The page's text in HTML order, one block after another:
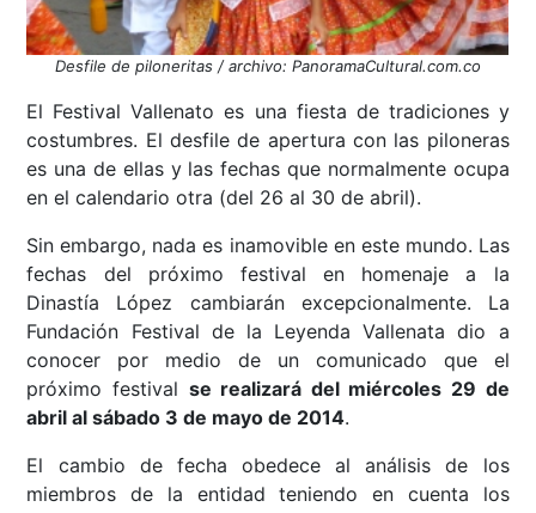
Desfile de piloneritas / archivo: PanoramaCultural.com.co
El Festival Vallenato es una fiesta de tradiciones y
costumbres. El desfile de apertura con las piloneras
es una de ellas y las fechas que normalmente ocupa
en el calendario otra (del 26 al 30 de abril).
Sin embargo, nada es inamovible en este mundo. Las
fechas del próximo festival en homenaje a la
Dinastía López cambiarán excepcionalmente. La
Fundación Festival de la Leyenda Vallenata dio a
conocer por medio de un comunicado que el
próximo festival se realizará del miércoles 29 de
abril al sábado 3 de mayo de 2014.
El cambio de fecha obedece al análisis de los
miembros de la entidad teniendo en cuenta los